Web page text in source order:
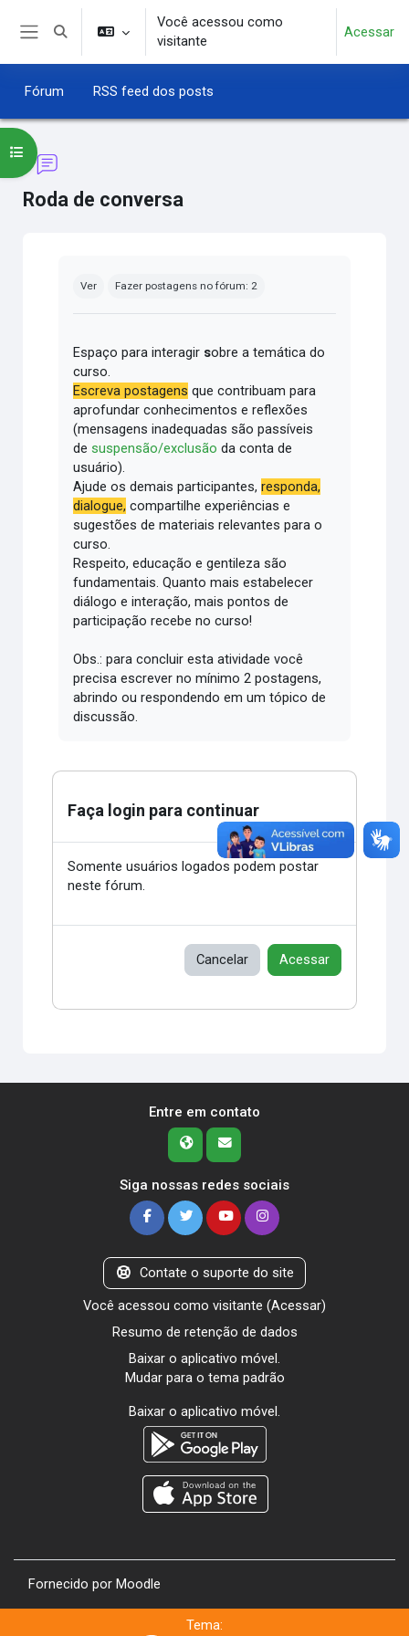
Ir para o conteúdo principal
Alternar entrada de pesquisa
Você acessou como
visitante
Acessar
Fórum RSS feed dos posts
Roda de conversa
Abrir índice do curso
Ver Fazer postagens no fórum: 2
Espaço para interagir sobre a temática do
curso.
Escreva postagens que contribuam para
aprofundar conhecimentos e reflexões
(mensagens inadequadas são passíveis
desuspensão/exclusão da conta de
usuário).
Ajude os demais participantes,responda,
dialogue, compartilhe experiências e
sugestões de materiais relevantes para o
curso.
Respeito, educação e gentileza são
fundamentais.Quanto mais estabelecer
diálogo e interação, mais pontos de
participação recebe no curso!
Obs.: para concluir esta atividade você
precisa escrever no mínimo 2 postagens,
abrindo ou respondendo em um tópico de
discussão.
Faça login para continuar
Somente usuários logados podem postar
neste fórum.
Cancelar Acessar
Entre em contato
Siga nossas redes sociais
Contate o suporte do site
Você acessou como visitante (Acessar)
Resumo de retenção de dados
Baixar o aplicativo móvel.
Mudar para o tema padrão
Baixar o aplicativo móvel.
Fornecido por Moodle
Tema: